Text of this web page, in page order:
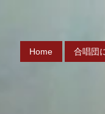
Home 合唱団